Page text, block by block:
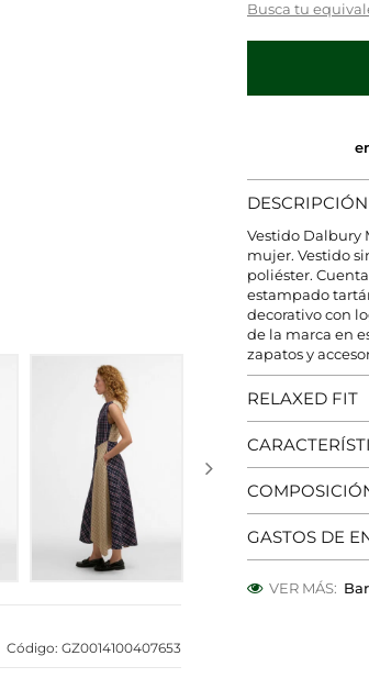
Código: GZ0014100407653
Busca tu
Vestido Dalbury
mujer. Vestido
poliéster.
estampado
decorativo con
de la marca en
zapatos y
RELAXED FIT
GASTOS DE
VER MÁS: